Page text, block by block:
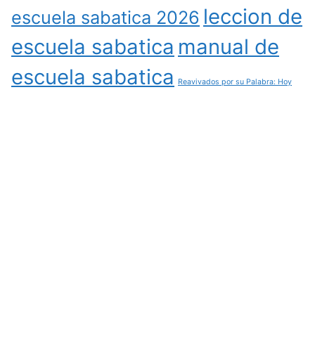
escuela sabatica 2026 leccion de
escuela sabatica manual de
escuela sabatica
Reavivados por su Palabra: Hoy